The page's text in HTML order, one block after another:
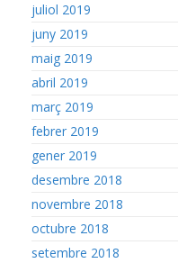
juliol 2019
juny 2019
maig 2019
abril 2019
març 2019
febrer 2019
gener 2019
desembre 2018
novembre 2018
octubre 2018
setembre 2018